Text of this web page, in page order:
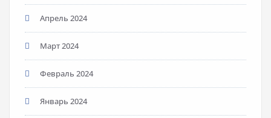
Апрель 2024
Март 2024
Февраль 2024
Январь 2024